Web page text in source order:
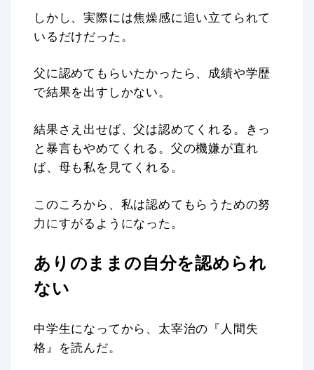
しかし、実際には焦燥感に追い立てられて
いるだけだった。
父に認めてもらいたかったら、成績や学歴
で結果を出すしかない。
結果さえ出せば、父は認めてくれる。きっ
と暴言もやめてくれる。父の機嫌が直れ
ば、母も私を見てくれる。
このころから、私は認めてもらうための努
力にすがるようになった。
ありのままの自分を認められ
ない
中学生になってから、太宰治の『人間失
格』を読んだ。